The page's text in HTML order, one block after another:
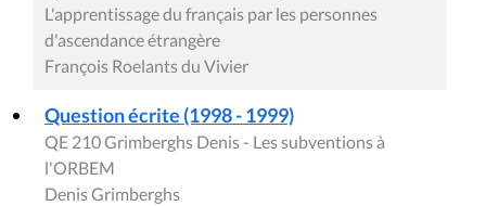
L'apprentissage du français par les personnes
d'ascendance étrangère
François Roelants du Vivier
Question écrite (1998 - 1999)
QE 210 Grimberghs Denis - Les subventions à
l'ORBEM
Denis Grimberghs